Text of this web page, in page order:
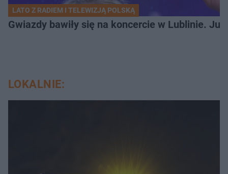
LATO Z RADIEM I TELEWIZJĄ POLSKĄ
Gwiazdy bawiły się na koncercie w Lublinie.
LOKALNIE: